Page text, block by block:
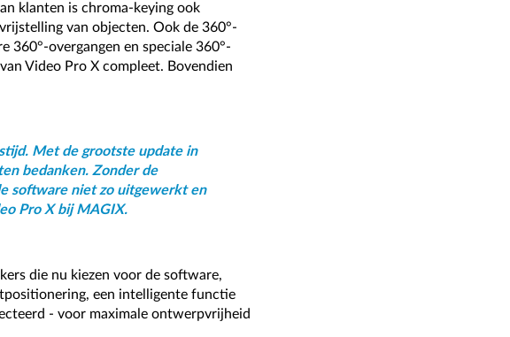
klanten is chroma-keying ook
van objecten. Ook de 360°-
360°-overgangen en speciale 360°-
Video Pro X compleet. Bovendien
Met de grootste update in
bedanken. Zonder de
software niet zo uitgewerkt en
Pro X bij MAGIX.
die nu kiezen voor de software,
een intelligente functie
- voor maximale ontwerpvrijheid